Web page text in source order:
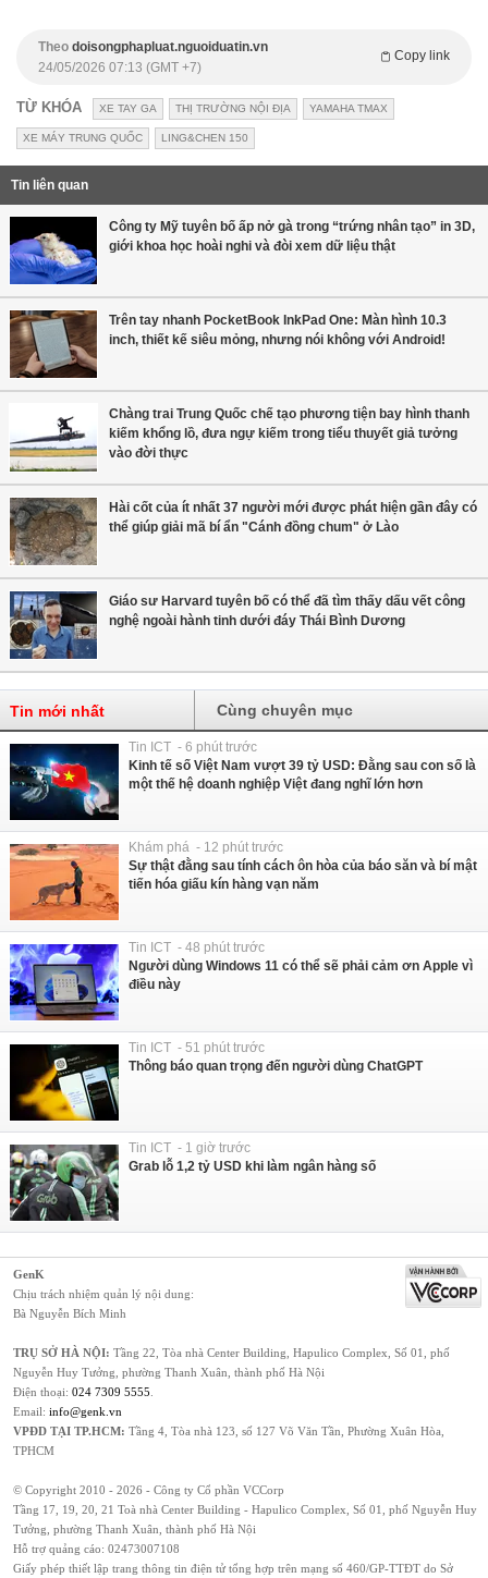
Theo doisongphapluat.nguoiduatin.vn
Copy link
24/05/2026 07:13 (GMT +7)
TỪ KHÓA XE TAY GA THỊ TRƯỜNG NỘI ĐỊA YAMAHA TMAX
XE MÁY TRUNG QUỐC LING&CHEN 150
Tin liên quan
Công ty Mỹ tuyên bố ấp nở gà trong “trứng nhân tạo” in 3D,
giới khoa học hoài nghi và đòi xem dữ liệu thật
Trên tay nhanh PocketBook InkPad One: Màn hình 10.3
inch, thiết kế siêu mỏng, nhưng nói không với Android!
Chàng trai Trung Quốc chế tạo phương tiện bay hình thanh
kiếm khổng lồ, đưa ngự kiếm trong tiểu thuyết giả tưởng
vào đời thực
Hài cốt của ít nhất 37 người mới được phát hiện gần đây có
thể giúp giải mã bí ẩn "Cánh đồng chum" ở Lào
Giáo sư Harvard tuyên bố có thể đã tìm thấy dấu vết công
nghệ ngoài hành tinh dưới đáy Thái Bình Dương
Tin mới nhất Cùng chuyên mục
Tin ICT - 6 phút trước
Kinh tế số Việt Nam vượt 39 tỷ USD: Đằng sau con số là
một thế hệ doanh nghiệp Việt đang nghĩ lớn hơn
Khám phá - 12 phút trước
Sự thật đằng sau tính cách ôn hòa của báo săn và bí mật
tiến hóa giấu kín hàng vạn năm
Tin ICT - 48 phút trước
Người dùng Windows 11 có thể sẽ phải cảm ơn Apple vì
điều này
Tin ICT - 51 phút trước
Thông báo quan trọng đến người dùng ChatGPT
Tin ICT - 1 giờ trước
Grab lỗ 1,2 tỷ USD khi làm ngân hàng số
GenK
Chịu trách nhiệm quản lý nội dung:
Bà Nguyễn Bích Minh
TRỤ SỞ HÀ NỘI: Tầng 22, Tòa nhà Center Building, Hapulico Complex, Số 01, phố
Nguyễn Huy Tưởng, phường Thanh Xuân, thành phố Hà Nội
Điện thoại: 024 7309 5555
Email: info@genk.vn
VPĐD TẠI TP.HCM: Tầng 4, Tòa nhà 123, số 127 Võ Văn Tần, Phường Xuân Hòa,
TPHCM
© Copyright 2010 - 2026 - Công ty Cổ phần VCCorp
Tầng 17, 19, 20, 21 Toà nhà Center Building - Hapulico Complex, Số 01, phố Nguyễn Huy
Tưởng, phường Thanh Xuân, thành phố Hà Nội
Hỗ trợ quảng cáo: 02473007108
Giấy phép thiết lập trang thông tin điện tử tổng hợp trên mạng số 460/GP-TTĐT do Sở